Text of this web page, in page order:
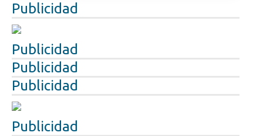
Publicidad
Publicidad
Publicidad
Publicidad
Publicidad